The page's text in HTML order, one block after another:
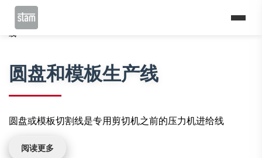
Home
圆盘和模板生产
线
圆盘和模板生产线
圆盘或模板切割线是专用剪切机之前的压力机进给线
阅读更多